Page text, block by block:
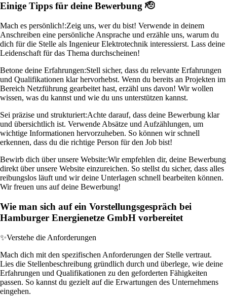
Einige Tipps für deine Bewerbung 🫡
Mach es persönlich!:Zeig uns, wer du bist! Verwende in deinem
Anschreiben eine persönliche Ansprache und erzähle uns, warum du
dich für die Stelle als Ingenieur Elektrotechnik interessierst. Lass deine
Leidenschaft für das Thema durchscheinen!
Betone deine Erfahrungen:Stell sicher, dass du relevante Erfahrungen
und Qualifikationen klar hervorhebst. Wenn du bereits an Projekten im
Bereich Netzführung gearbeitet hast, erzähl uns davon! Wir wollen
wissen, was du kannst und wie du uns unterstützen kannst.
Sei präzise und strukturiert:Achte darauf, dass deine Bewerbung klar
und übersichtlich ist. Verwende Absätze und Aufzählungen, um
wichtige Informationen hervorzuheben. So können wir schnell
erkennen, dass du die richtige Person für den Job bist!
Bewirb dich über unsere Website:Wir empfehlen dir, deine Bewerbung
direkt über unsere Website einzureichen. So stellst du sicher, dass alles
reibungslos läuft und wir deine Unterlagen schnell bearbeiten können.
Wir freuen uns auf deine Bewerbung!
Wie man sich auf ein Vorstellungsgespräch bei
Hamburger Energienetze GmbH vorbereitet
✨Verstehe die Anforderungen
Mach dich mit den spezifischen Anforderungen der Stelle vertraut.
Lies die Stellenbeschreibung gründlich durch und überlege, wie deine
Erfahrungen und Qualifikationen zu den geforderten Fähigkeiten
passen. So kannst du gezielt auf die Erwartungen des Unternehmens
eingehen.